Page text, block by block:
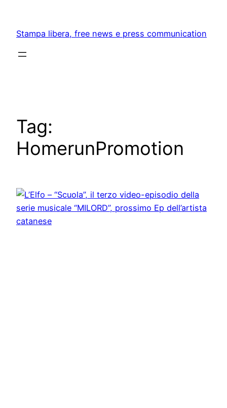
content
Stampa libera, free news e press communication
Tag:
HomerunPromotion